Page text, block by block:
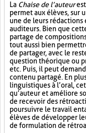
La Chaise de l’auteurest
permet aux élèves, sur
une de leurs rédactions
auditeurs. Bien que
partage de
tout aussi bien
de partager, avec le
question théorique ou
etc. Puis, il peut
contenu partagé. En
linguistiques à l’oral,
qu’auteur et améliore
de recevoir des
poursuivre le travail
élèves de développer
de formulation de